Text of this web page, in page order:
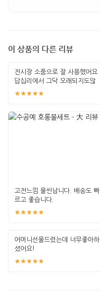
이 상품의 다른 리뷰
전시장 소품으로 잘 사용했어요
답십리에서 그닥 오래되지도않
은 것들 십몇만
★★★★★
고전느낌 물씬납니다. 배송도 빠
르고 좋습니다.
★★★★★
어머니선물드렸는데 너무좋아하
셨어요!
★★★★★